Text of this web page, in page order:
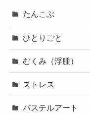
たんこぶ
ひとりごと
むくみ（浮腫）
ストレス
パステルアート